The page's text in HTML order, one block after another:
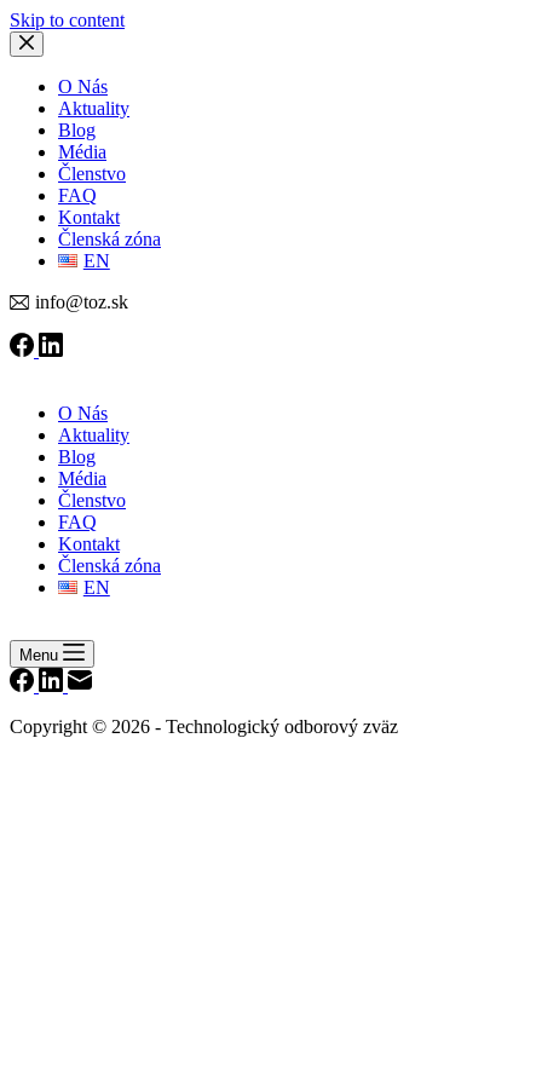
Skip to content
O Nás
Aktuality
Blog
Média
Členstvo
FAQ
Kontakt
Členská zóna
EN
info@toz.sk
O Nás
Aktuality
Blog
Média
Členstvo
FAQ
Kontakt
Členská zóna
EN
Menu
Copyright © 2026 - Technologický odborový zväz